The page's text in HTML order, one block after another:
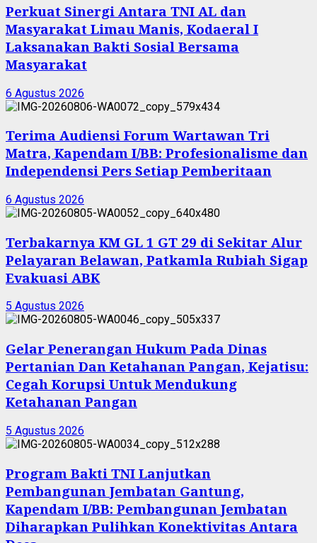
Perkuat Sinergi Antara TNI AL dan
Masyarakat Limau Manis, Kodaeral I
Laksanakan Bakti Sosial Bersama
Masyarakat
6 Agustus 2026
Terima Audiensi Forum Wartawan Tri
Matra, Kapendam I/BB: Profesionalisme dan
Independensi Pers Setiap Pemberitaan
6 Agustus 2026
Terbakarnya KM GL 1 GT 29 di Sekitar Alur
Pelayaran Belawan, Patkamla Rubiah Sigap
Evakuasi ABK
5 Agustus 2026
Gelar Penerangan Hukum Pada Dinas
Pertanian Dan Ketahanan Pangan, Kejatisu:
Cegah Korupsi Untuk Mendukung
Ketahanan Pangan
5 Agustus 2026
Program Bakti TNI Lanjutkan
Pembangunan Jembatan Gantung,
Kapendam I/BB: Pembangunan Jembatan
Diharapkan Pulihkan Konektivitas Antara